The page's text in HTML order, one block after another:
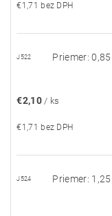
€1,71 bez DPH
J522 Priemer: 0,85
€2,10 / ks
€1,71 bez DPH
J524 Priemer: 1,25